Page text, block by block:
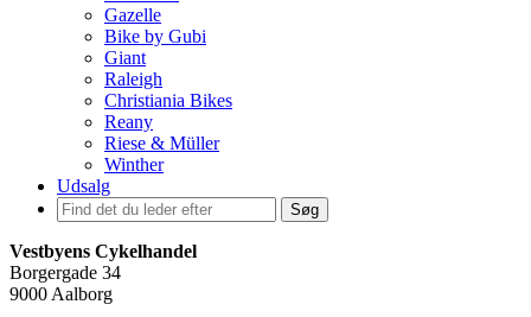
Gazelle
Bike by Gubi
Giant
Raleigh
Christiania Bikes
Reany
Riese & Müller
Winther
Udsalg
Søg
Vestbyens Cykelhandel
Borgergade 34
9000 Aalborg